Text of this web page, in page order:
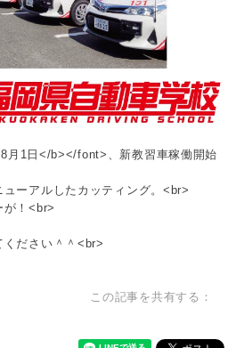
1日</b></font>、新教習車稼働開始
ーアルしたカッティング。<br>
が！<br>
ださい＾＾<br>
この記事を共有する：